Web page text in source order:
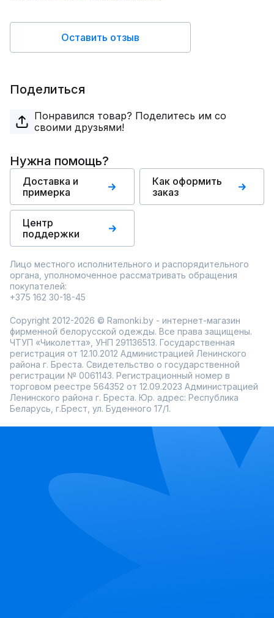
Оставить отзыв
Поделиться
Понравился товар? Поделитесь им со
своими друзьями!
Нужна помощь?
Доставка и
примерка
Как оформить
заказ
Центр
поддержки
Лицо местного исполнительного и распорядительного
органа, уполномоченное рассматривать обращения
покупателей:
+375 162 30-18-45
Copyright 2012-2026 © Ramonki.by - интернет-магазин
фирменной белорусской одежды. Все права защищены.
ЧТУП «Чиколетта», УНП 291136513. Государственная
регистрация от 12.10.2012 Администрацией Ленинского
района г. Бреста. Свидетельство о государственной
регистрации № 0061143. Регистрационный номер в
торговом реестре 564352 от 12.09.2023 Администрацией
Ленинского района г. Бреста. Юр. адрес: Республика
Беларусь, г.Брест, ул. Буденного 17/1.